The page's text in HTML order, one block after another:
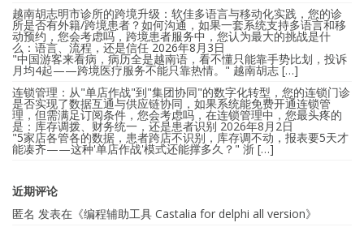
越南胡志明市诊所的跨境升级：软佳多语言与移动化实践，您的诊
所是否有外籍/跨境患者？如何沟通，如果一套系统支持多语言和移
动预约，您会考虑吗，跨境患者服务中，您认为最大的挑战是什
么：语言、流程，还是信任 2026年8月3日
"中国游客来看病，病历全是越南语，看不懂只能靠手势比划，投诉
月均4起——跨境医疗服务不能只靠热情。" 越南胡志 […]
连锁管理：从"单店作战"到"集团协同"的数字化转型，您的连锁门诊
是否实现了数据互通与供应链协同，如果系统能免费开通连锁管
理，但需满足订阅条件，您会考虑吗，在连锁管理中，您最头疼的
是：库存调拨、财务统一，还是患者识别 2026年8月2日
"5家店各管各的数据，患者跨店不识别，库存调不动，报表要5天才
能凑齐——这种'单店作战'模式还能撑多久？" 浙 […]
近期评论
匿名 发表在《编程辅助工具 Castalia for delphi all version》